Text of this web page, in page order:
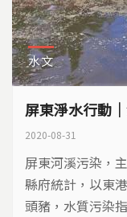
水文
屏東淨水行動
2020-08-31
屏東河溪污染，
縣府統計，以東
頭豬，水質污染